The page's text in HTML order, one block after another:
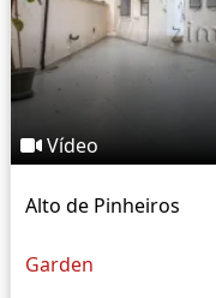
Vídeo
Alto de Pinheiros
Garden